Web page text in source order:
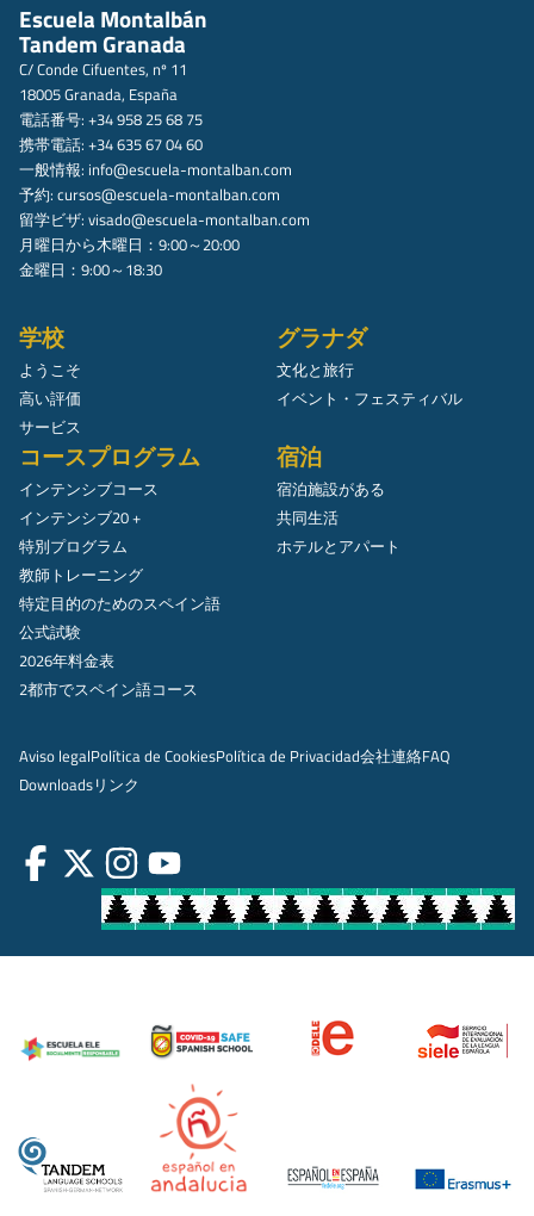
Escuela Montalbán
Tandem Granada
C/ Conde Cifuentes, nº 11
18005 Granada, España
電話番号: +34 958 25 68 75
携帯電話: +34 635 67 04 60
一般情報: info@escuela-montalban.com
予約: cursos@escuela-montalban.com
留学ビザ: visado@escuela-montalban.com
月曜日から木曜日：9:00～20:00
金曜日：9:00～18:30
学校
ようこそ
高い評価
サービス
グラナダ
文化と旅行
イベント・フェスティバル
コースプログラム
インテンシブコース
インテンシブ20 +
特別プログラム
教師トレーニング
特定目的のためのスペイン語
公式試験
2026年料金表
2都市でスペイン語コース
宿泊
宿泊施設がある
共同生活
ホテルとアパート
Aviso legalPolítica de CookiesPolítica de Privacidad会社連絡FAQ
Downloadsリンク